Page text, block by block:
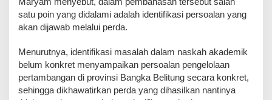
satu poin yang didalami adalah identifikasi persoalan yang
akan dijawab melalui perda.
‎Menurutnya, identifikasi masalah dalam naskah akademik
belum konkret menyampaikan persoalan pengelolaan
pertambangan di provinsi Bangka Belitung secara konkret,
sehingga dikhawatirkan perda yang dihasilkan nantinya